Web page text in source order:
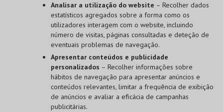
Analisar a utilização do website – Recolher dados
estatísticos agregados sobre a forma como os
utilizadores interagem com o website, incluindo
número de visitas, páginas consultadas e deteção de
eventuais problemas de navegação.
Apresentar conteúdos e publicidade
personalizados – Recolher informações sobre
hábitos de navegação para apresentar anúncios e
conteúdos relevantes, limitar a frequência de exibição
de anúncios e avaliar a eficácia de campanhas
publicitárias.